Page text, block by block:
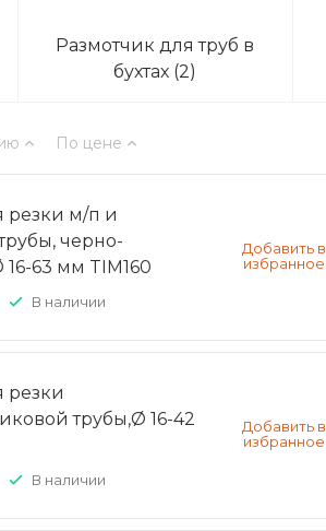
Размотчик для труб в
бухтах (2)
По цене
м/п и
черно-
63 мм TIM160
В наличии
трубы,Ø 16-42
В наличии